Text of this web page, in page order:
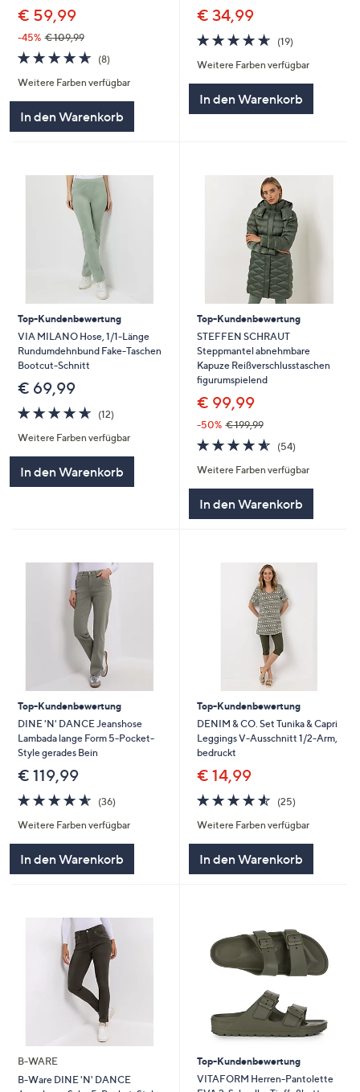
€ 59,99
-45% € 109,99
4.6
von
5
(8)8
Weitere Farben verfügbar
In den Warenkorb
€ 34,99
4.6
von
5
(19)19
Weitere Farben verfügbar
In den Warenkorb
Top-Kundenbewertung
VIA MILANO Hose, 1/1-Länge
Rundumdehnbund Fake-Taschen
Bootcut-Schnitt
€ 69,99
4.6
von
5
(12)
Weitere Farben verfügbar
In den Warenkorb
Top-Kundenbewertung
STEFFEN SCHRAUT
Steppmantel abnehmbare
Kapuze Reißverschlusstaschen
figurumspielend
€ 99,99
-50% € 199,99
4.6
von
5
(54)54
Weitere Farben verfügbar
In den Warenkorb
Top-Kundenbewertung
DINE 'N' DANCE Jeanshose
Lambada lange Form 5-Pocket-
Style gerades Bein
€ 119,99
4.5
von
5
(36)
Weitere Farben verfügbar
In den Warenkorb
Top-Kundenbewertung
DENIM & CO. Set Tunika & Capri
Leggings V-Ausschnitt 1/2-Arm,
bedruckt
€ 14,99
4.5
von
5
(25)25
Weitere Farben verfügbar
In den Warenkorb
B-WARE
B-Ware DINE 'N' DANCE
Top-Kundenbewertung
VITAFORM Herren-Pantolette